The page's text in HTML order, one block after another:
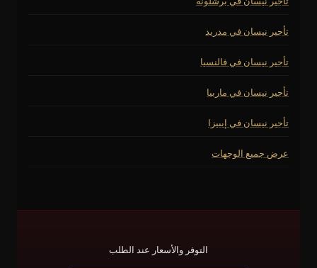
تأجير نيسان في مدريد
تأجير نيسان في فالنسيا
تأجير نيسان في ماربيا
تأجير نيسان في إيبيزا
عرض جميع الوجهات
التوفر والأسعار عند الطلب